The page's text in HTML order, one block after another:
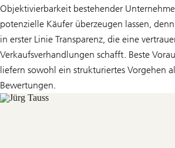
Objektivierbarkeit bestehender
potenzielle Käufer überzeugen lassen,
in erster Linie Transparenz, die eine
Verkaufsverhandlungen schafft. Beste
liefern sowohl ein strukturiertes Vorgehen
Bewertungen.